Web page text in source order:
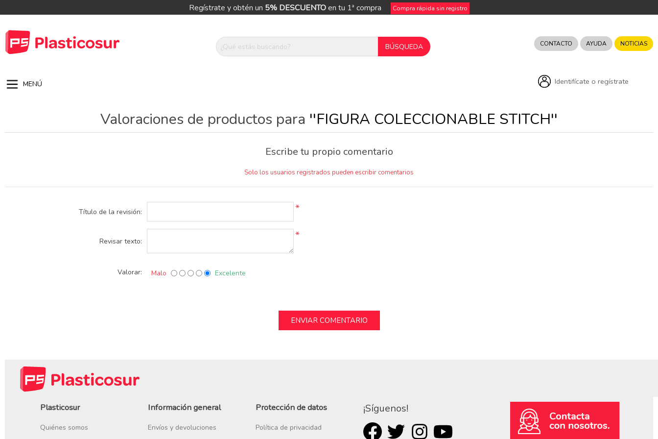
Regístrate y obtén un 5% DESCUENTOen tu 1ª compra Compra rápida sin registro
CONTACTO AYUDA NOTICIAS
Identifícate o regístrate
MENÚ
Valoraciones de productos para FIGURA COLECCIONABLE STITCH
Escribe tu propio comentario
Solo los usuarios registrados pueden escribir comentarios
Título de la revisión: *
Revisar texto: *
Valorar: Malo Excelente
Plasticosur
Quiénes somos
Información general
Envíos y devoluciones
Protección de datos
Política de privacidad
¡Síguenos!